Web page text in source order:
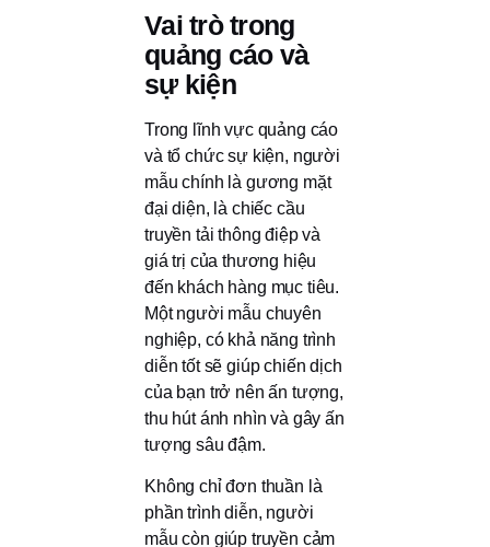
Vai trò trong
quảng cáo và
sự kiện
Trong lĩnh vực quảng cáo
và tổ chức sự kiện, người
mẫu chính là gương mặt
đại diện, là chiếc cầu
truyền tải thông điệp và
giá trị của thương hiệu
đến khách hàng mục tiêu.
Một người mẫu chuyên
nghiệp, có khả năng trình
diễn tốt sẽ giúp chiến dịch
của bạn trở nên ấn tượng,
thu hút ánh nhìn và gây ấn
tượng sâu đậm.
Không chỉ đơn thuần là
phần trình diễn, người
mẫu còn giúp truyền cảm